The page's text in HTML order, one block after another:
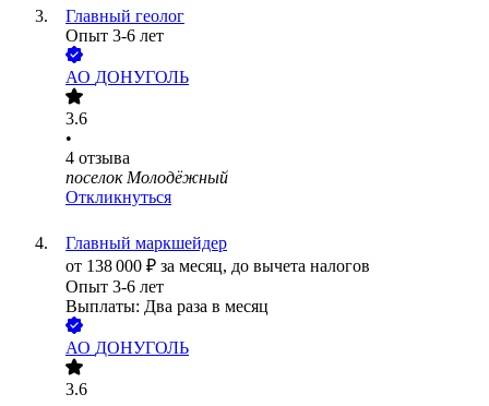
Главный геолог
Опыт 3-6 лет
АО ДОНУГОЛЬ
3.6
•
4 отзыва
поселок Молодёжный
Откликнуться
Главный маркшейдер
от 138 000 ₽ за месяц, до вычета налогов
Опыт 3-6 лет
Выплаты: Два раза в месяц
АО ДОНУГОЛЬ
3.6